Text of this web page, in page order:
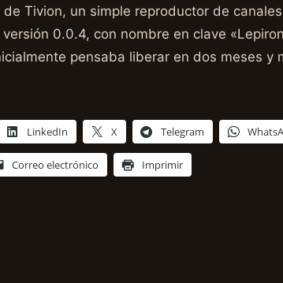
de Tivion, un simple reproductor de
0.0.4, con nombre en clave
pensaba liberar en dos meses y
LinkedIn X Telegram
Correo electrónico Imprimir